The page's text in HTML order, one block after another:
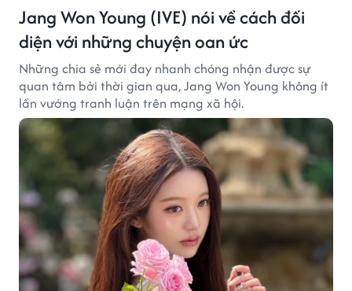
Jang Won Young (IVE) nói về cách đối
diện với những chuyện oan ức
Những chia sẻ mới đay nhanh chóng nhận được sự
quan tâm bởi thời gian qua, Jang Won Young không ít
lần vướng tranh luận trên mạng xã hội.